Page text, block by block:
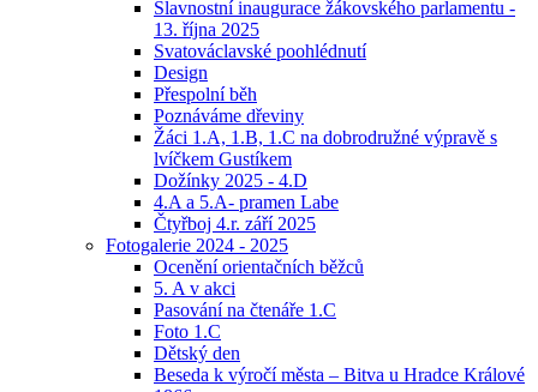
Slavnostní inaugurace žákovského parlamentu -
13. října 2025
Svatováclavské poohlédnutí
Design
Přespolní běh
Poznáváme dřeviny
Žáci 1.A, 1.B, 1.C na dobrodružné výpravě s
lvíčkem Gustíkem
Dožínky 2025 - 4.D
4.A a 5.A- pramen Labe
Čtyřboj 4.r. září 2025
Fotogalerie 2024 - 2025
Ocenění orientačních běžců
5. A v akci
Pasování na čtenáře 1.C
Foto 1.C
Dětský den
Beseda k výročí města – Bitva u Hradce Králové